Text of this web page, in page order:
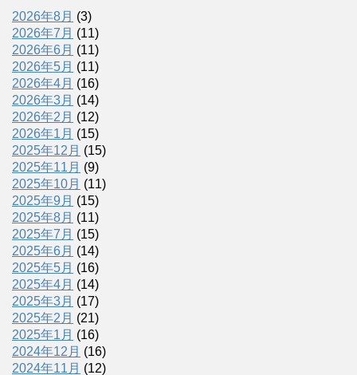
2026年8月 (3)
2026年7月 (11)
2026年6月 (11)
2026年5月 (11)
2026年4月 (16)
2026年3月 (14)
2026年2月 (12)
2026年1月 (15)
2025年12月 (15)
2025年11月 (9)
2025年10月 (11)
2025年9月 (15)
2025年8月 (11)
2025年7月 (15)
2025年6月 (14)
2025年5月 (16)
2025年4月 (14)
2025年3月 (17)
2025年2月 (21)
2025年1月 (16)
2024年12月 (16)
2024年11月 (12)